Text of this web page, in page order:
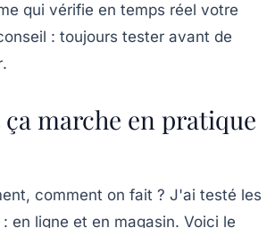
qui vérifie en temps réel votre
: toujours tester avant de
.
marche en pratique
comment on fait ? J'ai testé les
en ligne et en magasin. Voici le